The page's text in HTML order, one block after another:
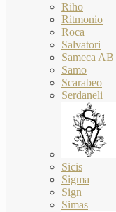
Riho
Ritmonio
Roca
Salvatori
Sameca AB
Samo
Scarabeo
Serdaneli
Sicis
Sigma
Sign
Simas